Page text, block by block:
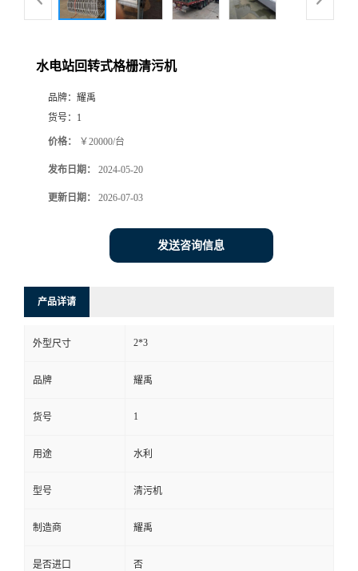
水电站回转式格栅清污机
品牌： 耀禹
货号： 1
价格： ￥20000/台
发布日期： 2024-05-20
更新日期： 2026-07-03
发送咨询信息
产品详请
外型尺寸 2*3
品牌 耀禹
货号 1
用途 水利
型号 清污机
制造商 耀禹
是否进口 否